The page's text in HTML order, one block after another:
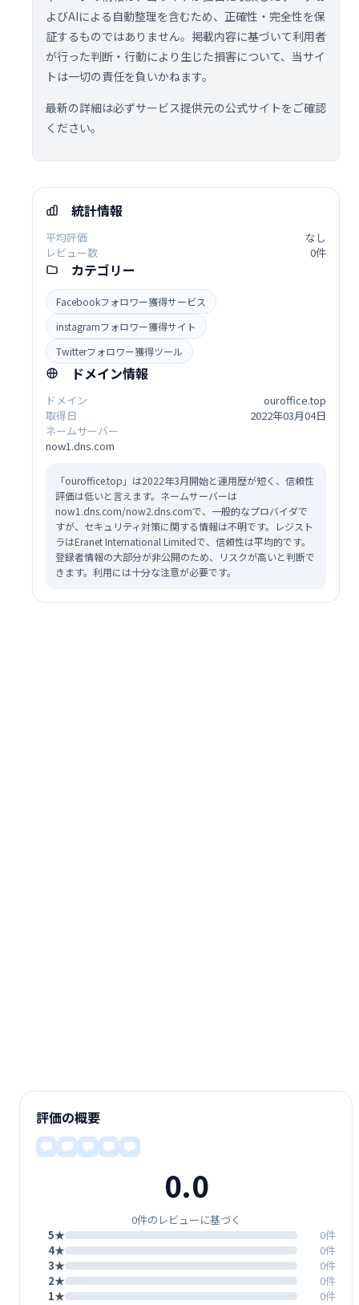
よびAIによる自動整理を含むため、正確性・完全性を保
証するものではありません。掲載内容に基づいて利用者
が行った判断・行動により生じた損害について、当サイ
トは一切の責任を負いかねます。
最新の詳細は必ずサービス提供元の公式サイトをご確認
ください。
統計情報
平均評価
なし
レビュー数
0件
カテゴリー
Facebookフォロワー獲得サービス
instagramフォロワー獲得サイト
Twitterフォロワー獲得ツール
ドメイン情報
ドメイン
ouroffice.top
取得日
2022年03月04日
ネームサーバー
now1.dns.com
「ouroffice.top」は2022年3月開始と運用歴が短く、信頼性
評価は低いと言えます。ネームサーバーは
now1.dns.com/now2.dns.comで、一般的なプロバイダで
すが、セキュリティ対策に関する情報は不明です。レジスト
ラはEranet International Limitedで、信頼性は平均的です。
登録者情報の大部分が非公開のため、リスクが高いと判断で
きます。利用には十分な注意が必要です。
評価の概要
0.0
0件のレビューに基づく
5★
0件
4★
0件
3★
0件
2★
0件
1★
0件